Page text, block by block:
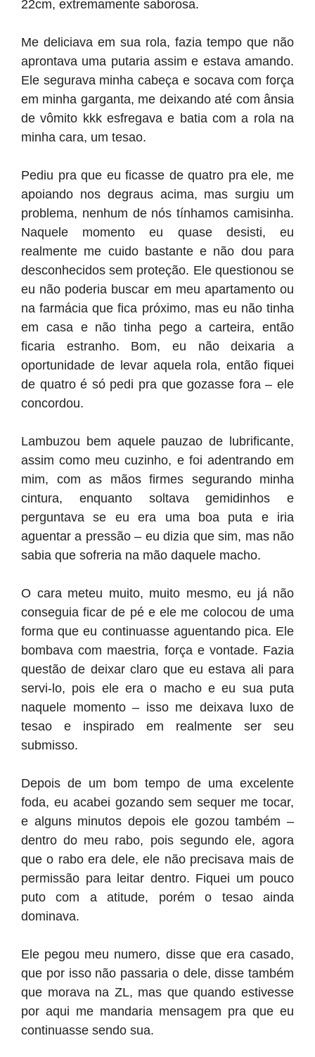
22cm, extremamente saborosa.
Me deliciava em sua rola, fazia tempo que não
aprontava uma putaria assim e estava amando.
Ele segurava minha cabeça e socava com força
em minha garganta, me deixando até com ânsia
de vômito kkk esfregava e batia com a rola na
minha cara, um tesao.
Pediu pra que eu ficasse de quatro pra ele, me
apoiando nos degraus acima, mas surgiu um
problema, nenhum de nós tínhamos camisinha.
Naquele momento eu quase desisti, eu
realmente me cuido bastante e não dou para
desconhecidos sem proteção. Ele questionou se
eu não poderia buscar em meu apartamento ou
na farmácia que fica próximo, mas eu não tinha
em casa e não tinha pego a carteira, então
ficaria estranho. Bom, eu não deixaria a
oportunidade de levar aquela rola, então fiquei
de quatro é só pedi pra que gozasse fora – ele
concordou.
Lambuzou bem aquele pauzao de lubrificante,
assim como meu cuzinho, e foi adentrando em
mim, com as mãos firmes segurando minha
cintura, enquanto soltava gemidinhos e
perguntava se eu era uma boa puta e iria
aguentar a pressão – eu dizia que sim, mas não
sabia que sofreria na mão daquele macho.
O cara meteu muito, muito mesmo, eu já não
conseguia ficar de pé e ele me colocou de uma
forma que eu continuasse aguentando pica. Ele
bombava com maestria, força e vontade. Fazia
questão de deixar claro que eu estava ali para
servi-lo, pois ele era o macho e eu sua puta
naquele momento – isso me deixava luxo de
tesao e inspirado em realmente ser seu
submisso.
Depois de um bom tempo de uma excelente
foda, eu acabei gozando sem sequer me tocar,
e alguns minutos depois ele gozou também –
dentro do meu rabo, pois segundo ele, agora
que o rabo era dele, ele não precisava mais de
permissão para leitar dentro. Fiquei um pouco
puto com a atitude, porém o tesao ainda
dominava.
Ele pegou meu numero, disse que era casado,
que por isso não passaria o dele, disse também
que morava na ZL, mas que quando estivesse
por aqui me mandaria mensagem pra que eu
continuasse sendo sua.